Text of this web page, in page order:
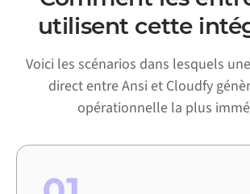
utilisent cette
Voici les scénarios dans lesquels
direct entre Ansi et Cloudfy
opérationnelle la plus